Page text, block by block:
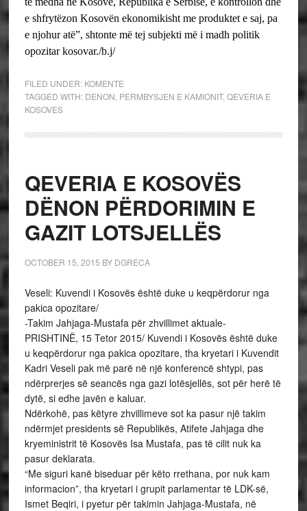
e shfrytëzon Kosovën ekonomikisht me produktet e saj, pa
e njohur atë”, shtonte më tej subjekti më i madh politik
opozitar kosovar./b.j/
FILED UNDER: KOMENTE
TAGGED WITH: DENON PERMBYSJEN E KAMIONIT, QEVERIA E
KOSOVES
QEVERIA E KOSOVËS
DËNON PËRDORIMIN E
GAZIT LOTSJELLËS
OCTOBER 15, 2015 BY DGRECA
Veseli: Kuvendi i Kosovës është duke u keqpërdorur nga
pakica opozitare/
-Takim Jahjaga-Mustafa për zhvillimet aktuale-
PRISHTINË, 15 Tetor 2015/ Kuvendi i Kosovës është duke
u keqpërdorur nga pakica opozitare, tha kryetari i Kuvendit
Kadri Veseli pak më parë në një konferencë shtypi, pas
ndërprerjes së seancës nga gazi lotësjellës, sot për herë të
dytë, si edhe javën e kaluar.
Ndërkohë, pas këtyre zhvillimeve sot ka pasur një takim
ndërmjet presidents së Republikës, Atifete Jahjaga dhe
kryeministrit të Kosovës Isa Mustafa, pas të cilit nuk ka
pasur deklarata.
“Me siguri kanë biseduar për këto rrethana, por nuk kam
informacion”, tha kryetari i grupit parlamentar të LDK-së,
Ismet Beqiri, i pyetur për takimin Jahjaga-Mustafa, në